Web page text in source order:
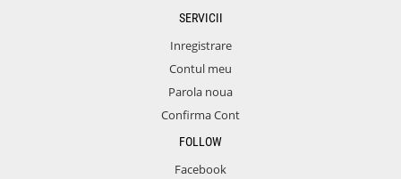
SERVICII
Inregistrare
Contul meu
Parola noua
Confirma Cont
FOLLOW
Facebook